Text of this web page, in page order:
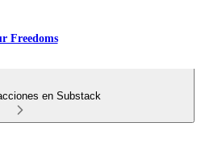
Freedoms
en Substack